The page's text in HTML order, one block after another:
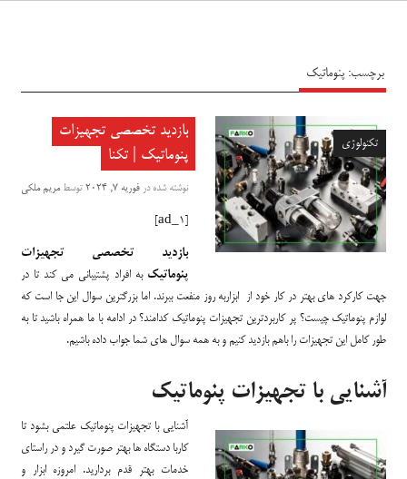
برچسب: پنوماتیک
تکنولوژی
بازدید تخصصی تجهیزات
پنوماتیک | تکنا
نوشته شده درفوریه 7, 2024 توسطمریم ملکی
بازدید تخصصی تجهیزات
پنوماتیک به افراد پشتیبانی می کند تا در
جهت کارکرد های بهتر در کار خود از ابزاربه روز منفعت ببرند. اما بزرگترین سوال این جا است که
لوازم پنوماتیک چیست؟ پر کاربردترین تجهیزات پنوماتیک کدامند؟ در ادامه با ما همراه باشید تا به
طور کامل این تجهیزات را باهم بازدید کنیم و به همه سوال های شما جواب داده باشیم.
آشنایی با تجهیزات پنوماتیک
آشنایی با تجهیزات پنوماتیک علتمی بشود تا
کاربا دستگاه ها بهتر صورت گیرد و در راستای
خدمات بهتر قدم بردارید. امروزه ابزار و